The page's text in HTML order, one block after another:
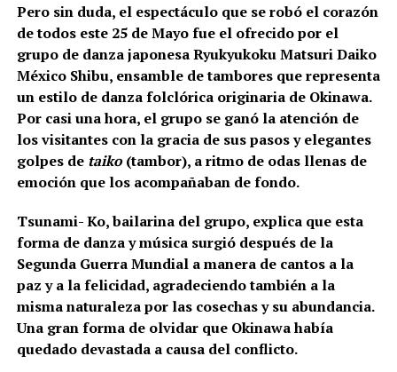
Pero sin duda, el espectáculo que se robó el corazón
de todos este 25 de Mayo fue el ofrecido por el
grupo de danza japonesa Ryukyukoku Matsuri Daiko
México Shibu, ensamble de tambores que representa
un estilo de danza folclórica originaria de Okinawa.
Por casi una hora, el grupo se ganó la atención de
los visitantes con la gracia de sus pasos y elegantes
golpes de taiko(tambor), a ritmo de odas llenas de
emoción que los acompañaban de fondo.
Tsunami- Ko, bailarina del grupo, explica que esta
forma de danza y música surgió después de la
Segunda Guerra Mundial a manera de cantos a la
paz y a la felicidad, agradeciendo también a la
misma naturaleza por las cosechas y su abundancia.
Una gran forma de olvidar que Okinawa había
quedado devastada a causa del conflicto.